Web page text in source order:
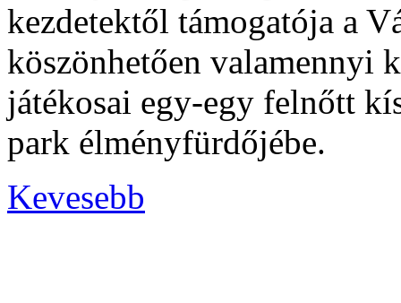
kezdetektől támogatója a
köszönhetően valamennyi
játékosai egy-egy felnőtt
park élményfürdőjébe.
Kevesebb